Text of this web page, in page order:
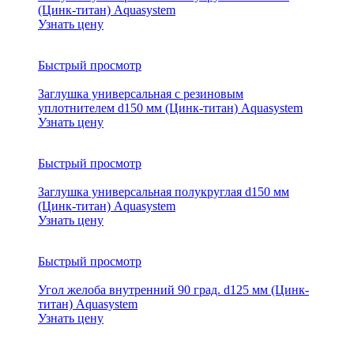
(Цинк-титан) Aquasystem
Узнать цену
Быстрый просмотр
Заглушка универсальная с резиновым
уплотнителем d150 мм (Цинк-титан) Aquasystem
Узнать цену
Быстрый просмотр
Заглушка универсальная полукруглая d150 мм
(Цинк-титан) Aquasystem
Узнать цену
Быстрый просмотр
Угол желоба внутренний 90 град. d125 мм (Цинк-
титан) Aquasystem
Узнать цену